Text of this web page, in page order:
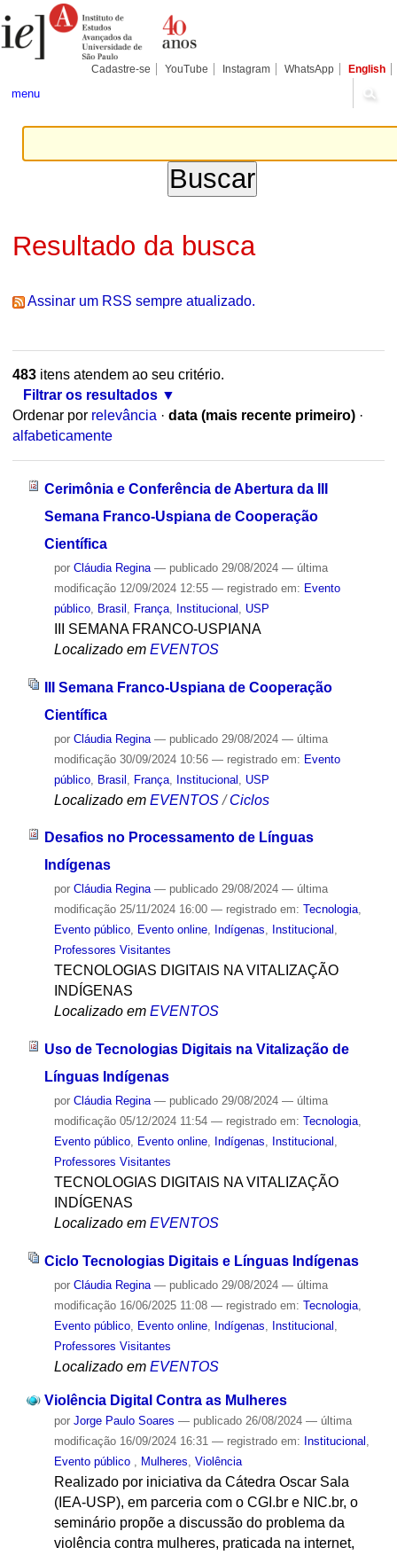
para
conteúdo.
Pessoais
Cadastre-se YouTube Instagram WhatsApp English
menu
Resultado da busca
Assinar um RSS sempre atualizado.
483itens atendem ao seu critério.
Filtrar os resultados
Ordenar por relevância · data (mais recente primeiro) ·
alfabeticamente
Cerimônia e Conferência de Abertura da III
Semana Franco-Uspiana de Cooperação
Científica
por Cláudia Regina — publicado29/08/2024 — última
modificação12/09/2024 12:55 — registrado em: Evento
público, Brasil França, Institucional USP
III SEMANA FRANCO-USPIANA
Localizado em EVENTOS
III Semana Franco-Uspiana de Cooperação
Científica
por Cláudia Regina — publicado29/08/2024 — última
modificação30/09/2024 10:56 — registrado em: Evento
público, Brasil França, Institucional USP
Localizado em EVENTOS /Ciclos
Desafios no Processamento de Línguas
Indígenas
por Cláudia Regina — publicado29/08/2024 — última
modificação25/11/2024 16:00 — registrado em: Tecnologia,
Evento público, Evento online, Indígenas, Institucional ,
Professores Visitantes
TECNOLOGIAS DIGITAIS NA VITALIZAÇÃO
INDÍGENAS
Localizado em EVENTOS
Uso de Tecnologias Digitais na Vitalização de
Línguas Indígenas
por Cláudia Regina — publicado29/08/2024 — última
modificação05/12/2024 11:54 — registrado em: Tecnologia,
Evento público, Evento online, Indígenas, Institucional ,
Professores Visitantes
TECNOLOGIAS DIGITAIS NA VITALIZAÇÃO
INDÍGENAS
Localizado em EVENTOS
Ciclo Tecnologias Digitais e Línguas Indígenas
por Cláudia Regina — publicado29/08/2024 — última
modificação16/06/2025 11:08 — registrado em: Tecnologia,
Evento público, Evento online, Indígenas Institucional
Professores Visitantes
Localizado em EVENTOS
Violência Digital Contra as Mulheres
por Jorge Paulo Soares — publicado26/08/2024 — última
modificação16/09/2024 16:31 — registrado em: Institucional ,
Evento público , Mulheres, Violência
Realizado por iniciativa da Cátedra Oscar Sala
(IEA-USP), em parceria com o CGI.br e NIC.br, o
seminário propõe a discussão do problema da
violência contra mulheres, praticada na internet,